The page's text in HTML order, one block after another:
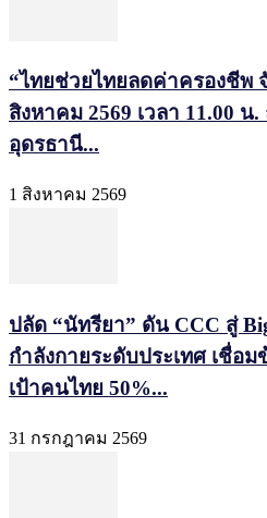
“ไทยช่วยไทยลดค่าครองชีพ
สิงหาคม 2569 เวลา 11.00
อุดรธานี...
1 สิงหาคม 2569
ปลัด “นัทรียา” ดัน CCC สู่
กำลังกายระดับประเทศ เชื่อม
เป้าคนไทย 50%...
31 กรกฎาคม 2569